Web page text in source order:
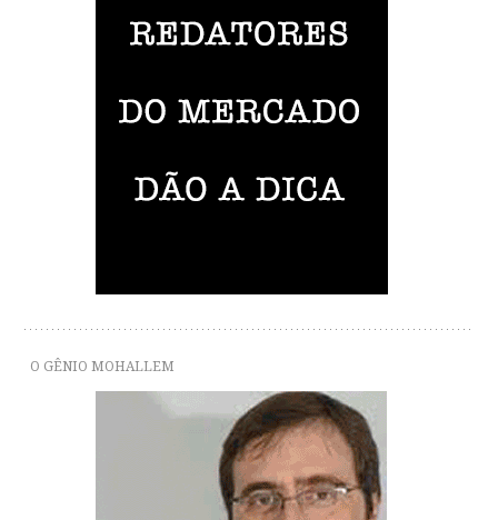
O GÊNIO MOHALLEM